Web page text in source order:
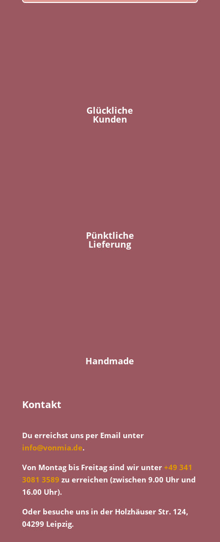
Glückliche
Kunden
Pünktliche
Lieferung
Handmade
Kontakt
Du erreichst uns per Email unter
info@vonmia.de.
Von Montag bis Freitag sind wir unter +49 341
3081 3589 zu erreichen (zwischen 9.00 Uhr und
16.00 Uhr).
Oder besuche uns in der Holzhäuser Str. 124,
04299 Leipzig.